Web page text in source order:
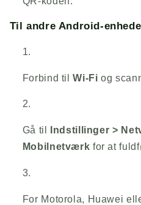
Til andre Android-
Forbind til Wi-Fi og
Gå til
Indstillinger >
Mobilnetværk for at
For Motorola, Huawei